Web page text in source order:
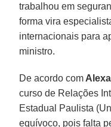
trabalhou em
forma vira
internacionais para
ministro.
De acordo com
curso de Relações
Estadual Paulista
equívoco, pois falta